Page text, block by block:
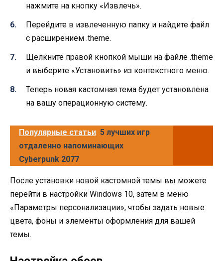
нажмите на кнопку «Извлечь».
Перейдите в извлеченную папку и найдите файл
с расширением .theme.
Щелкните правой кнопкой мыши на файле .theme
и выберите «Установить» из контекстного меню.
Теперь новая кастомная тема будет установлена
на вашу операционную систему.
Популярные статьи 5 лучших игр
отдаленно напоминающих
Cyberpunk 2077
После установки новой кастомной темы вы можете
перейти в настройки Windows 10, затем в меню
«Параметры персонализации», чтобы задать новые
цвета, фоны и элементы оформления для вашей
темы.